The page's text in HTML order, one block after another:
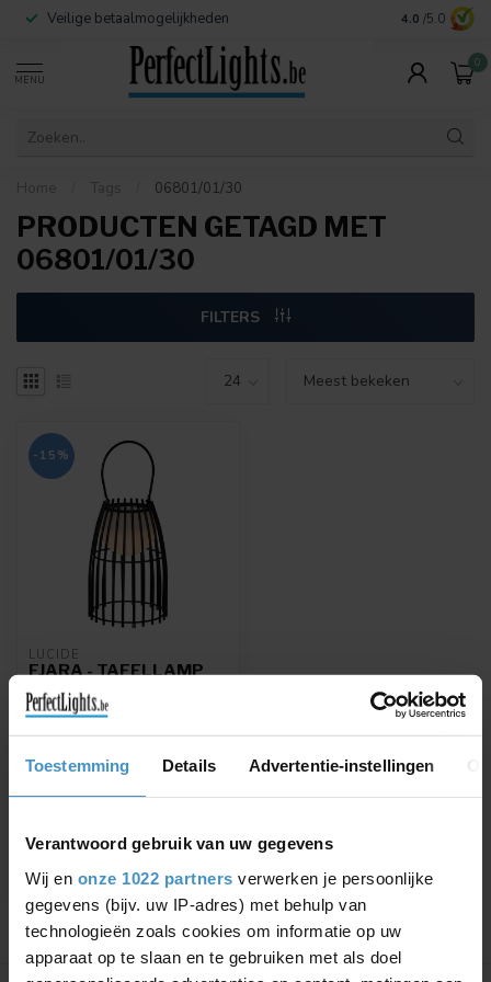
Toestemming Details Advertentie-instellingen
Verantwoord gebruik van uw gegevens
Wij en onze 1022 partners verwerken je persoonlijke
gegevens (bijv. uw IP-adres) met behulp van
technologieën zoals cookies om informatie op uw
apparaat op te slaan en te gebruiken met als doel
Veilige betaalmogelijkheden Contact:
4.0 /5.0
MENU
0
Home Tags 06801/01/30
PRODUCTEN GETAGD MET
06801/01/30
FILTERS
-15%
LUCIDE
FJARA - TAFELLAMP
BUITEN - Ø 17,5 CM -
LED DIMB. - 1X0,3W
FJARA - Tafellamp Buiten -
Ø 17,5 cm - LED Dimb. -
€74,95 €63,71
Toon1-1van 1